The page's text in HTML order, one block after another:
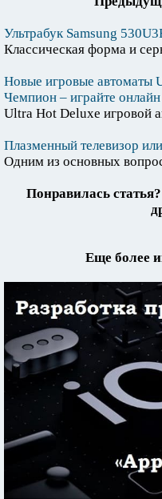
Ультрабук Samsung
Классическая форма и
Новые игровые автоматы
Чемпион – играйте онлайн
Ultra Hot Deluxe игровой
Плазменный телевизор
Одним из основных
Понравилась
Еще более